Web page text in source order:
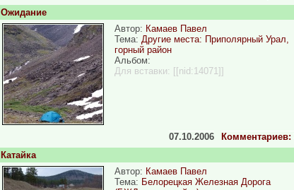
Ожидание
Автор: Камаев Павел
Тема: Другие места: Приполярный Урал,
горный район
Альбом:
Для вставки: [[nid:14071]]
Комментариев:
07.10.2006
Катайка
Автор: Камаев Павел
Тема: Белорецкая Железная Дорога